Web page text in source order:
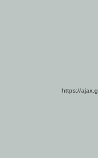
https://